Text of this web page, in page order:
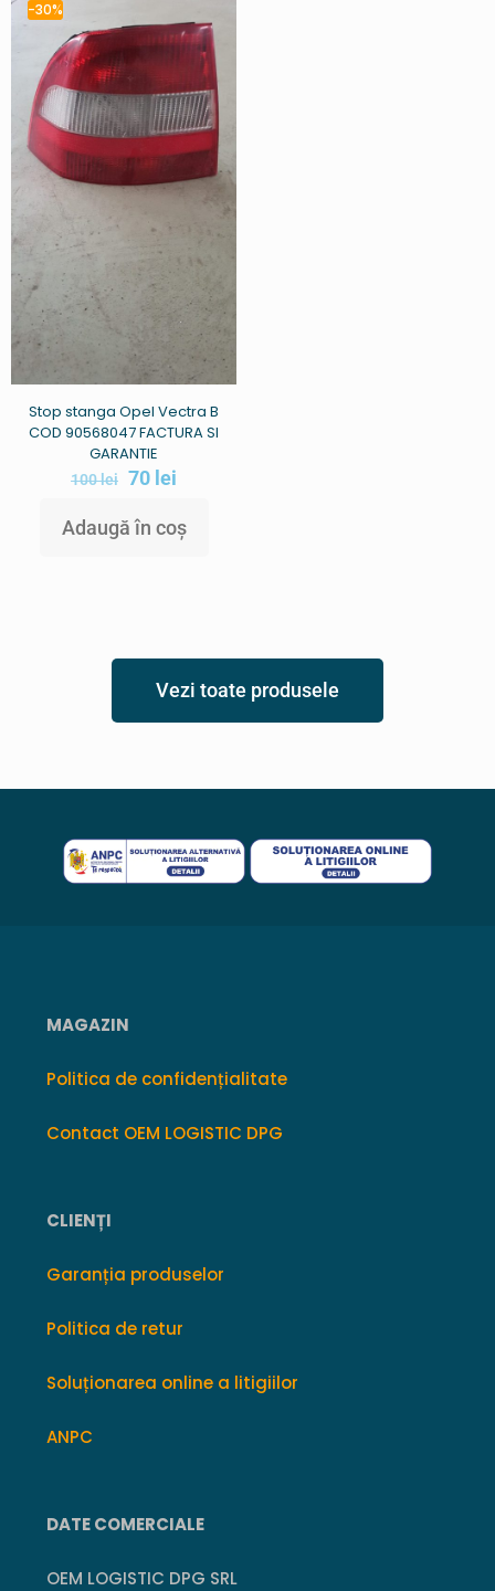
-30%
Stop stanga Opel Vectra B
COD 90568047 FACTURA SI
GARANTIE
100lei 70 lei
Adaugă în coș
Vezi toate produsele
MAGAZIN
Politica de confidențialitate
Contact OEM LOGISTIC DPG
CLIENȚI
Garanția produselor
Politica de retur
Soluționarea online a litigiilor
ANPC
DATE COMERCIALE
OEM LOGISTIC DPG SRL